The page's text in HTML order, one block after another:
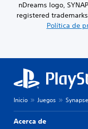
nDreams logo,
registered
Política de
Inicio Juegos Synapse
Acerca de